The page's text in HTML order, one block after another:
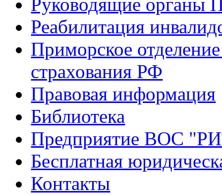
Руководящие органы
Реабилитация
Приморское
страхования РФ
Правовая информация
Библиотека
Предприятие ВОС
Бесплатная
Контакты